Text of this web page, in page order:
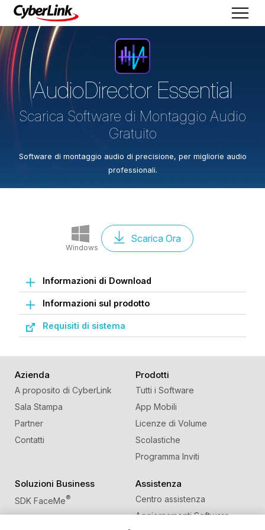
AudioDirector Essential
Scarica Software di Montaggio Audio
Gratuito
Software di montaggio audio di precisione, per migliorie audio
professionali.
Windows
Scarica Ora
Informazioni di Download
Informazioni sul prodotto
Requisiti di sistema
Azienda
A proposito di CyberLink
Sala Stampa
Partner
Contatti
Prodotti
Tutti i Software
App Mobili
Licenze di Volume
Scolastiche
Programma Inviti
Soluzioni Business
SDK FaceMe®
Assistenza
Centro assistenza
Aggiornamenti Software